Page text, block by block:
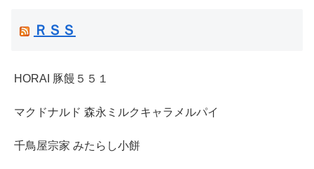
ＲＳＳ
HORAI 豚饅５５１
マクドナルド 森永ミルクキャラメルパイ
千鳥屋宗家 みたらし小餅